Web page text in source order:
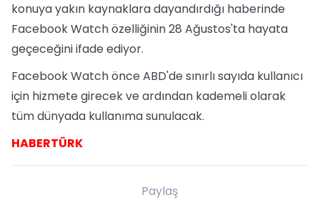
konuya yakın kaynaklara dayandırdığı haberinde
Facebook Watch özelliğinin 28 Ağustos'ta hayata
geçeceğini ifade ediyor.
Facebook Watch önce ABD'de sınırlı sayıda kullanıcı
için hizmete girecek ve ardından kademeli olarak
tüm dünyada kullanıma sunulacak.
HABERTÜRK
Paylaş